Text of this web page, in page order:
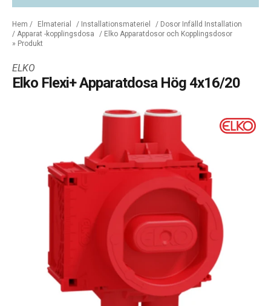
Hem / Elmaterial / Installationsmateriel / Dosor Infälld Installation
/ Apparat -kopplingsdosa / Elko Apparatdosor och Kopplingsdosor
» Produkt
ELKO
Elko Flexi+ Apparatdosa Hög 4x16/20